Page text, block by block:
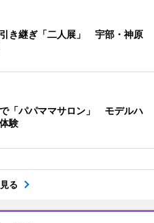
き継ぎ「二人展」 宇部・神原
「パパママサロン」 モデルハ
験
る